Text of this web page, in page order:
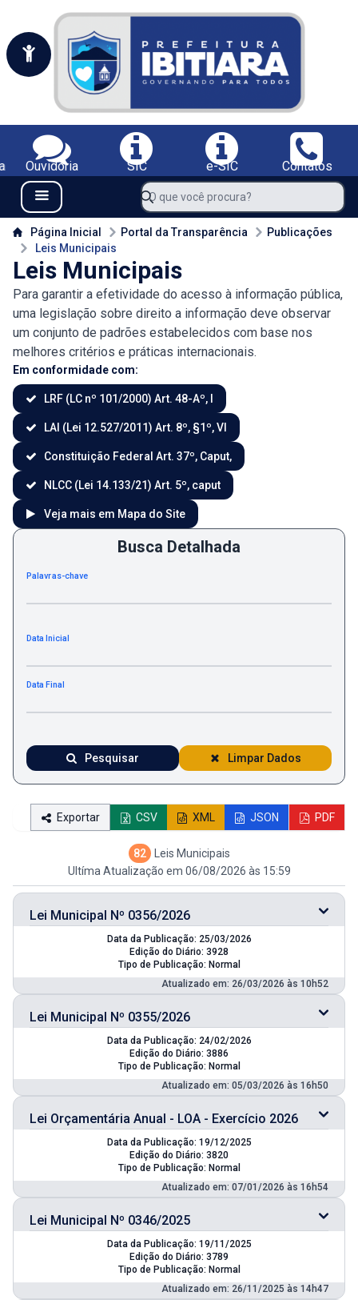
Portal da Prefeitura Municipal de Ibitiara-BA
Serviços da Prefeitura Municipal de Ibitiara-BA;
Ouvidoria SIC e-SIC
Contatos
Navegue pelo portal da Prefeitura de Ibitiara-BA
Menu Bar
O que você procura?
Conteúdo da Prefeitura de Ibitiara-BA
Página Inicial Portal da Transparência
Publicações
Leis Municipais
Leis Municipais
Para garantir a efetividade do acesso à informação pública,
uma legislação sobre direito a informação deve observar
um conjunto de padrões estabelecidos com base nos
melhores critérios e práticas internacionais.
Em conformidade com:
LRF (LC nº 101/2000) Art. 48-Aº, I
LAI (Lei 12.527/2011) Art. 8º, §1º, VI
Constituição Federal Art. 37º, Caput,
NLCC (Lei 14.133/21) Art. 5º, caput
Veja mais em Mapa do Site
Busca Detalhada
Palavras-chave
Data Inicial
Data Final
Pesquisar Limpar Dados
Exportar CSV XML JSON PDF
82
Leis Municipais
Ultíma Atualização em 06/08/2026 às 15:59
Lei Municipal Nº 0356/2026
Data da Publicação: 25/03/2026
Edição do Diário: 3928
Tipo de Publicação: Normal
Atualizado em: 26/03/2026 às 10h52
Lei Municipal Nº 0355/2026
Data da Publicação: 24/02/2026
Edição do Diário: 3886
Tipo de Publicação: Normal
Atualizado em: 05/03/2026 às 16h50
Lei Orçamentária Anual - LOA - Exercício 2026
Data da Publicação: 19/12/2025
Edição do Diário: 3820
Tipo de Publicação: Normal
Atualizado em: 07/01/2026 às 16h54
Lei Municipal Nº 0346/2025
Data da Publicação: 19/11/2025
Edição do Diário: 3789
Tipo de Publicação: Normal
Atualizado em: 26/11/2025 às 14h47